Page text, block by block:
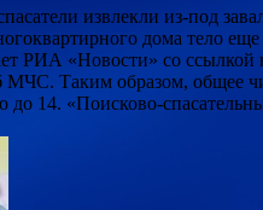
извлекли из-под
дома тело еще
РИА «Новости» со ссылкой
МЧС. Таким образом, общее
до 14. «Поисково-